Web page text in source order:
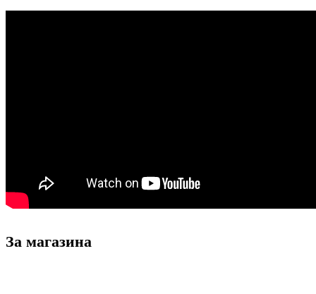
За магазина